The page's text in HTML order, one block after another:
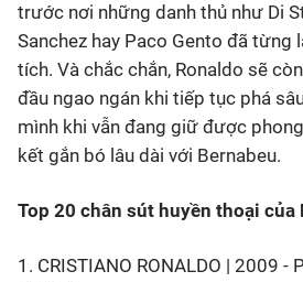
trước nơi những danh thủ như Di
Sanchez hay Paco Gento đã từng
tích. Và chắc chắn, Ronaldo sẽ
đầu ngao ngán khi tiếp tục phá
mình khi vẫn đang giữ được
kết gắn bó lâu dài với Bernabeu.
Top 20 chân sút huyền thoại của
1. CRISTIANO RONALDO | 2009 -